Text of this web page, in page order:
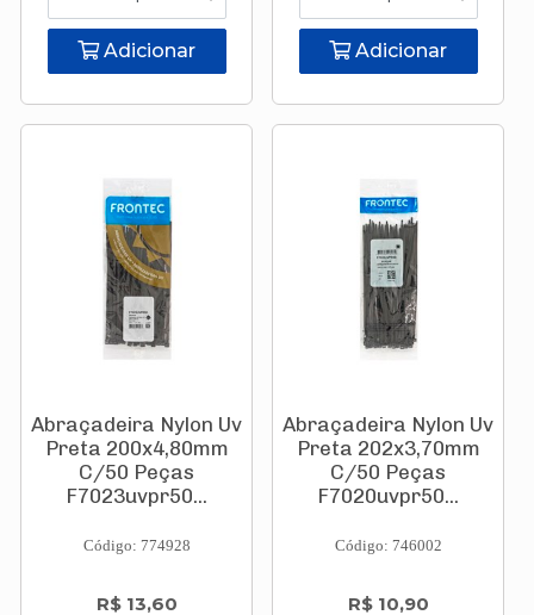
Adicionar Adicionar
Abraçadeira Nylon Uv
Preta 200x4,80mm
C/50 Peças
F7023uvpr50...
Código: 774928
R$ 13,60
Abraçadeira Nylon Uv
Preta 202x3,70mm
C/50 Peças
F7020uvpr50...
Código: 746002
R$ 10,90